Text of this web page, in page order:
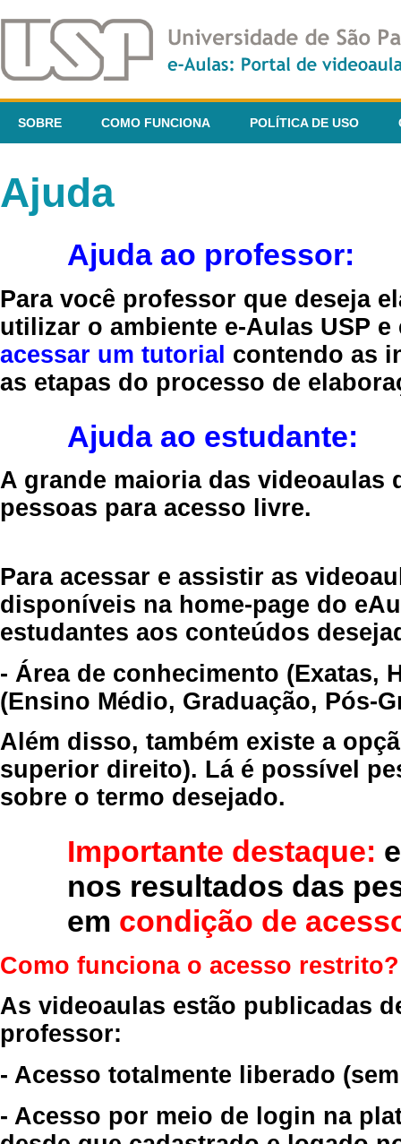
SOBRE COMO FUNCIONA POLÍTICA DE USO
Ajuda
Ajuda ao professor:
Para você professor que deseja
utilizar o ambiente e-Aulas USP
acessar um tutorial contendo as
as etapas do processo de
Ajuda ao estudante:
A grande maioria das videoaulas
pessoas para acesso livre.
Para acessar e assistir as
disponíveis na home-page do
estudantes aos conteúdos
- Área de conhecimento (Exatas,
(Ensino Médio, Graduação, Pós-
Além disso, também existe a
superior direito). Lá é possível
sobre o termo desejado.
Importante destaque:
nos resultados das
em condição de
Como funciona o acesso restrito?
As videoaulas estão publicadas
professor:
- Acesso totalmente liberado
- Acesso por meio de login na